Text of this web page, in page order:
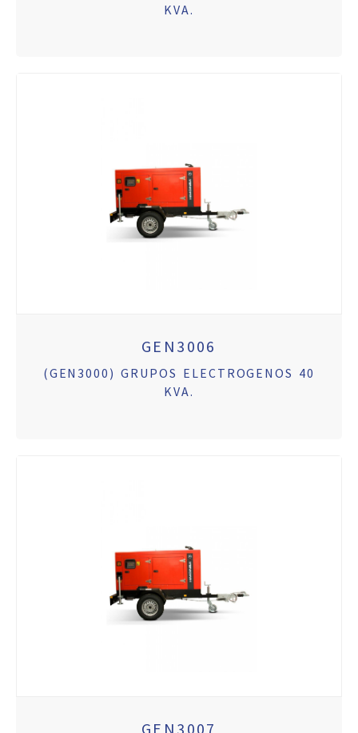
KVA.
GEN3006
(GEN3000) GRUPOS ELECTROGENOS 40
KVA.
GEN3007